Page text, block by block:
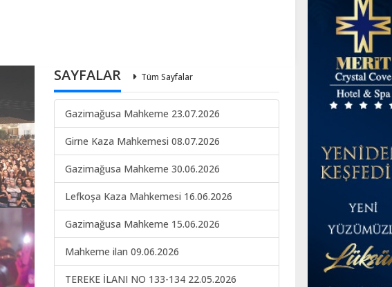
SAYFALAR Tüm Sayfalar
Gazimağusa Mahkeme 23.07.2026
Girne Kaza Mahkemesi 08.07.2026
Gazimağusa Mahkeme 30.06.2026
Lefkoşa Kaza Mahkemesi 16.06.2026
Gazimağusa Mahkeme 15.06.2026
Mahkeme ilan 09.06.2026
TEREKE İLANI NO 133-134 22.05.2026